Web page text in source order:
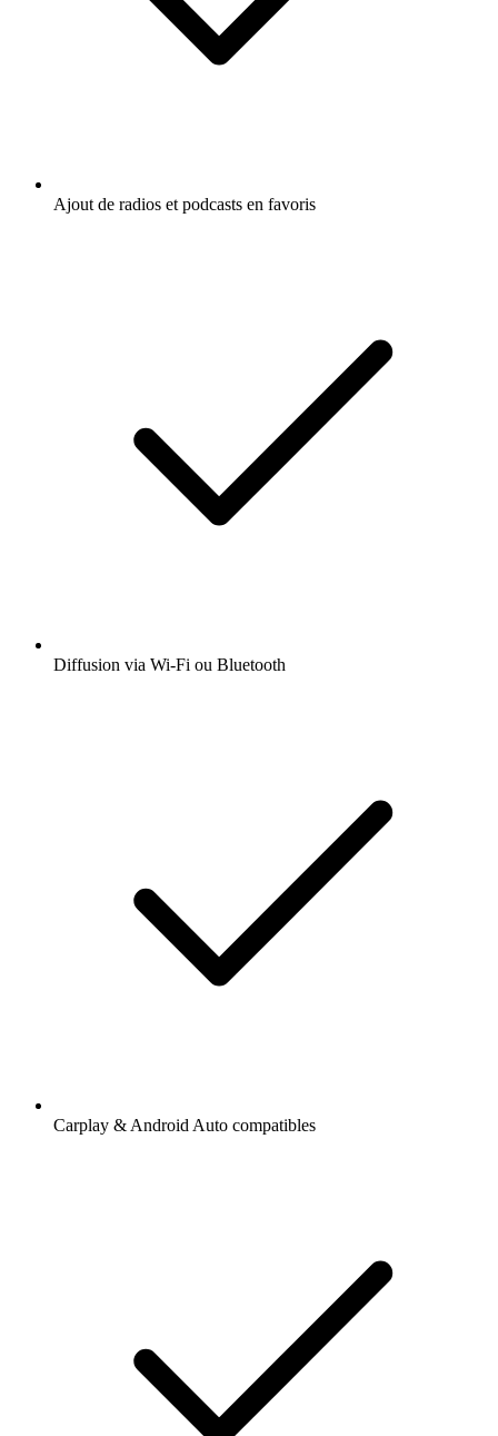
Ajout de radios et podcasts en favoris
Diffusion via Wi-Fi ou Bluetooth
Carplay & Android Auto compatibles